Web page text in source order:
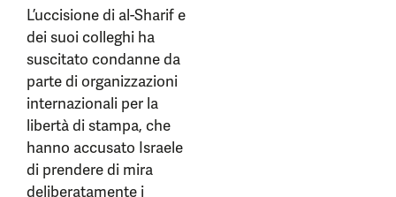
L’uccisione di al-Sharif e
dei suoi colleghi ha
suscitato condanne da
parte di organizzazioni
internazionali per la
libertà di stampa, che
hanno accusato Israele
di prendere di mira
deliberatamente i